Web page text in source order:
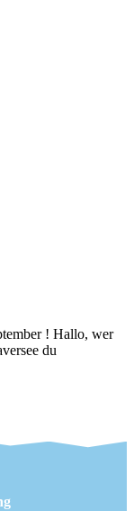
! Hallo, wer
du